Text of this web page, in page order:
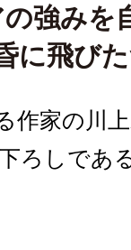
強みを
に飛び
作家の川
ろしであ